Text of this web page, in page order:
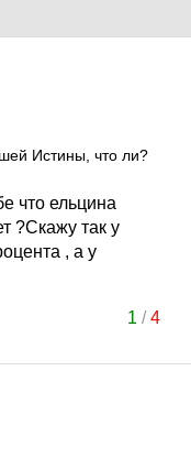
Истины, что ли?
что ельцина
?Скажу так у
, а у
1 /4